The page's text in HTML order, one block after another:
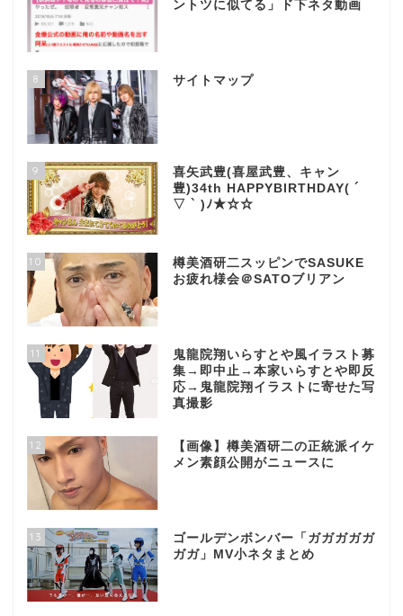
ントツに似てる」ド下ネタ動画
8 サイトマップ
9
喜矢武豊(喜屋武豊、キャン
豊)34th HAPPYBIRTHDAY( ´
▽ ` )ﾉ★☆☆
10
樽美酒研二スッピンでSASUKE
お疲れ様会＠SATOブリアン
11
鬼龍院翔いらすとや風イラスト募
集→即中止→本家いらすとや即反
応→鬼龍院翔イラストに寄せた写
真撮影
12
【画像】樽美酒研二の正統派イケ
メン素顔公開がニュースに
13
ゴールデンボンバー「ガガガガガ
ガガ」MV小ネタまとめ